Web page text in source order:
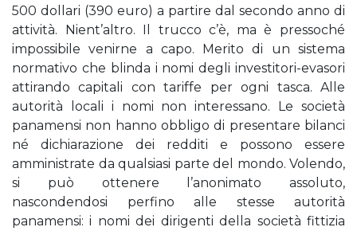
500 dollari (390 euro) a partire dal secondo anno di
attività. Nient’altro. Il trucco c’è, ma è pressoché
impossibile venirne a capo. Merito di un sistema
normativo che blinda i nomi degli investitori-evasori
attirando capitali con tariffe per ogni tasca. Alle
autorità locali i nomi non interessano. Le società
panamensi non hanno obbligo di presentare bilanci
né dichiarazione dei redditi e possono essere
amministrate da qualsiasi parte del mondo. Volendo,
si può ottenere l’anonimato assoluto,
nascondendosi perfino alle stesse autorità
panamensi: i nomi dei dirigenti della società fittizia